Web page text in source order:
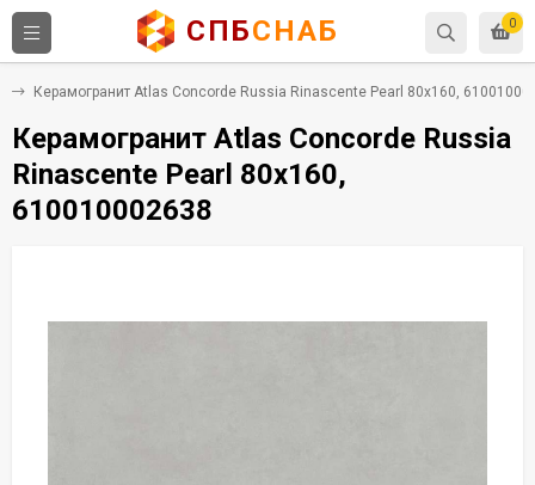
0
СПБСНАБ
Керамогранит Atlas Concorde Russia Rinascente Pearl 80x160,
Керамогранит Atlas Concorde Russia
Rinascente Pearl 80x160,
610010002638